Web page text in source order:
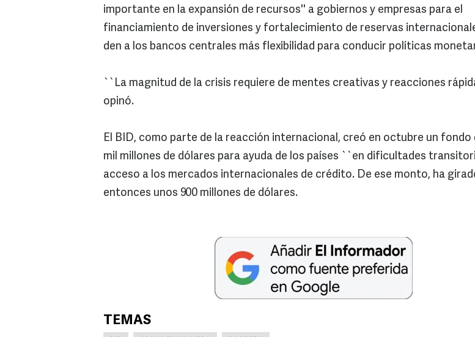
importante en la expansión de recursos'' a gobiernos y empresas para el
financiamiento de inversiones y fortalecimiento de reservas
den a los bancos centrales más flexibilidad para conducir políticas
``La magnitud de la crisis requiere de mentes creativas y reacciones
opinó.
El BID, como parte de la reacción internacional, creó en octubre un fondo
mil millones de dólares para ayuda de los países ``en dificultades
acceso a los mercados internacionales de crédito. De ese monto, ha
entonces unos 900 millones de dólares.
TEMAS